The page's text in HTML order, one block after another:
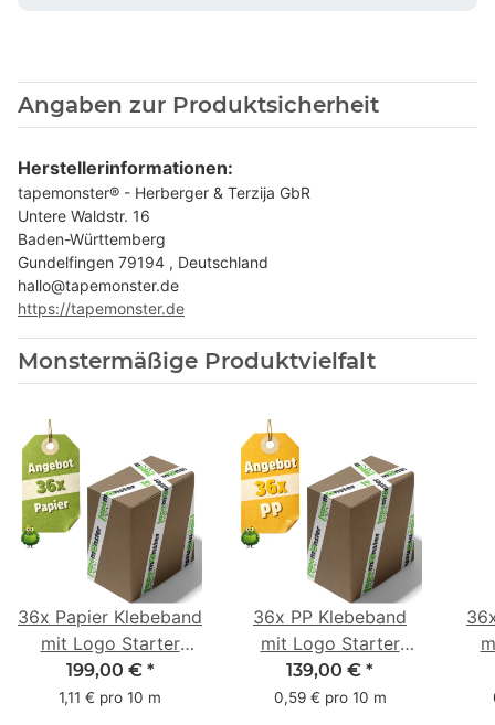
Angaben zur Produktsicherheit
Herstellerinformationen:
tapemonster® - Herberger & Terzija GbR
Untere Waldstr. 16
Baden-Württemberg
Gundelfingen 79194 , Deutschland
hallo@tapemonster.de
https://tapemonster.de
Monstermäßige Produktvielfalt
36x Papier Klebeband
mit Logo Starter
Pack - 1-farbig- 50
mm x 50 m - mit
199,00 € *
1,11 € pro 10 m
36x PP Klebeband
mit Logo Starter
Pack - 1-farbig- 48
mm x 66 m
139,00 € *
0,59 € pro 10 m